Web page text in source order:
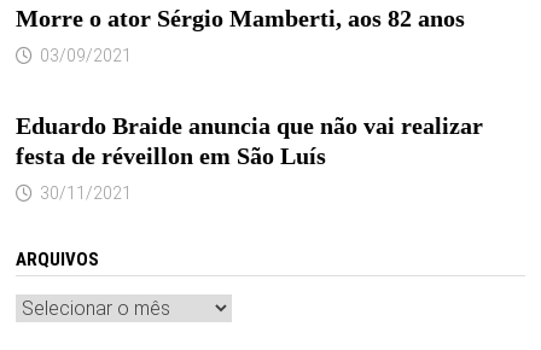
Morre o ator Sérgio Mamberti, aos 82 anos
03/09/2021
Eduardo Braide anuncia que não vai realizar
festa de réveillon em São Luís
30/11/2021
ARQUIVOS
Arquivos